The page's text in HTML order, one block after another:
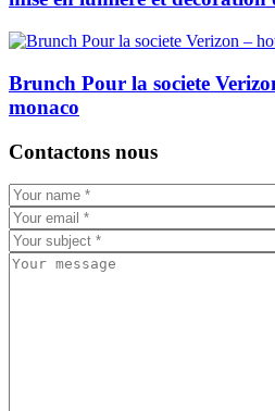
Brunch Pour la societe
monaco
Contactons nous